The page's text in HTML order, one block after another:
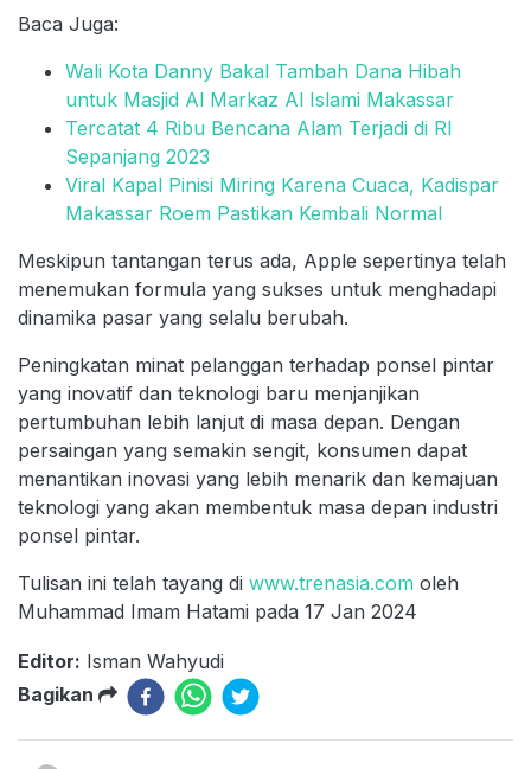
Baca Juga:
Wali Kota Danny Bakal Tambah Dana Hibah
untuk Masjid Al Markaz Al Islami Makassar
Tercatat 4 Ribu Bencana Alam Terjadi di RI
Sepanjang 2023
Viral Kapal Pinisi Miring Karena Cuaca, Kadispar
Makassar Roem Pastikan Kembali Normal
Meskipun tantangan terus ada, Apple sepertinya telah
menemukan formula yang sukses untuk menghadapi
dinamika pasar yang selalu berubah.
Peningkatan minat pelanggan terhadap ponsel pintar
yang inovatif dan teknologi baru menjanjikan
pertumbuhan lebih lanjut di masa depan. Dengan
persaingan yang semakin sengit, konsumen dapat
menantikan inovasi yang lebih menarik dan kemajuan
teknologi yang akan membentuk masa depan industri
ponsel pintar.
Tulisan ini telah tayang di www.trenasia.com oleh
Muhammad Imam Hatami pada 17 Jan 2024
Editor: Isman Wahyudi
Bagikan